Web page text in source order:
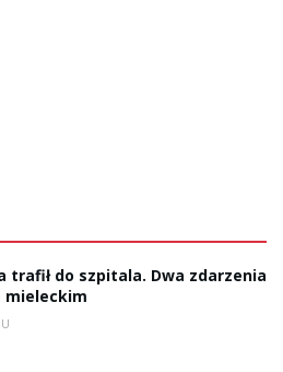
trafił do szpitala. Dwa zdarzenia
mieleckim